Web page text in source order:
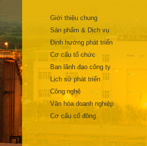
Giới thiệu chung
Sản phẩm & Dịch vụ
Định hướng phát triển
Cơ cấu tổ chức
Ban lãnh đạo công ty
Lịch sử phát triển
Công nghệ
Văn hóa doanh nghiệp
Cơ cấu cổ đông